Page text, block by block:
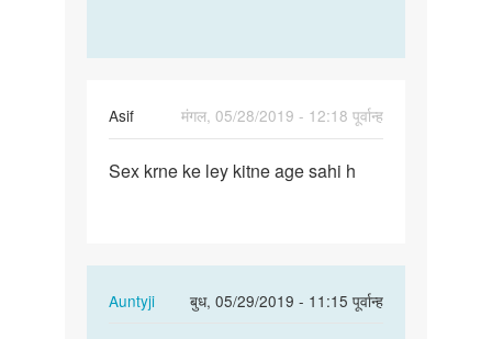
Asif
मंगल, 05/28/2019 - 12:18 पूर्वान्ह
Sex
age…
Sex krne ke ley kitne age sahi h
Auntyji
बुध, 05/29/2019 - 11:15 पूर्वान्ह
In